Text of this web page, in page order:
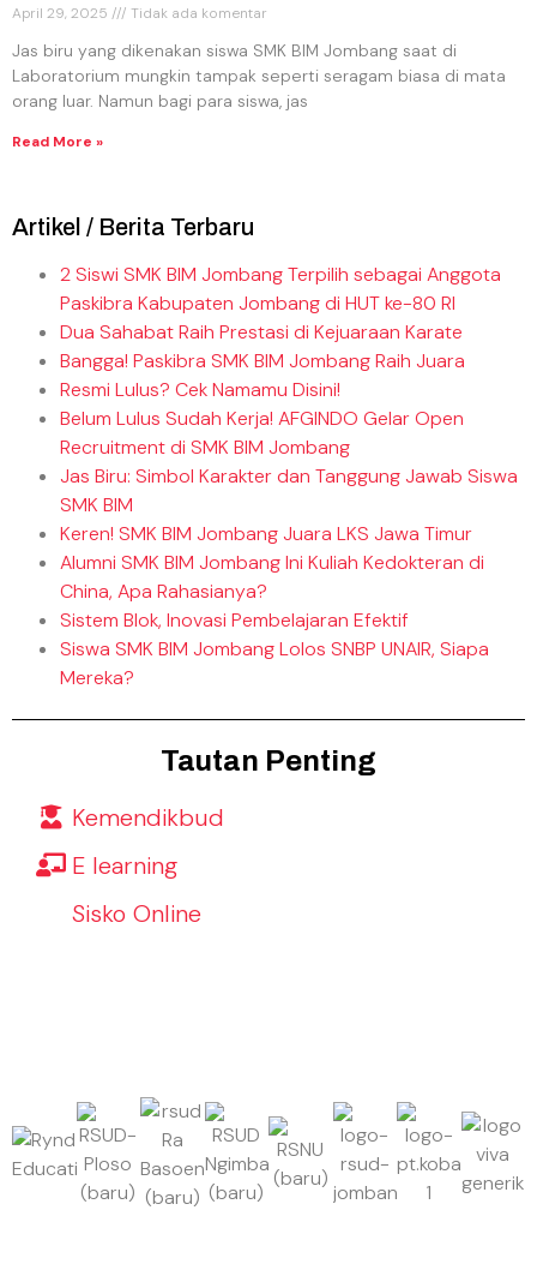
April 29, 2025 Tidak ada komentar
Jas biru yang dikenakan siswa SMK BIM Jombang saat di
Laboratorium mungkin tampak seperti seragam biasa di mata
orang luar. Namun bagi para siswa, jas
Read More »
Artikel / Berita Terbaru
2 Siswi SMK BIM Jombang Terpilih sebagai Anggota
Paskibra Kabupaten Jombang di HUT ke-80 RI
Dua Sahabat Raih Prestasi di Kejuaraan Karate
Bangga! Paskibra SMK BIM Jombang Raih Juara
Resmi Lulus? Cek Namamu Disini!
Belum Lulus Sudah Kerja! AFGINDO Gelar Open
Recruitment di SMK BIM Jombang
Jas Biru: Simbol Karakter dan Tanggung Jawab Siswa
SMK BIM
Keren! SMK BIM Jombang Juara LKS Jawa Timur
Alumni SMK BIM Jombang Ini Kuliah Kedokteran di
China, Apa Rahasianya?
Sistem Blok, Inovasi Pembelajaran Efektif
Siswa SMK BIM Jombang Lolos SNBP UNAIR, Siapa
Mereka?
Tautan Penting
Kemendikbud
E learning
Sisko Online